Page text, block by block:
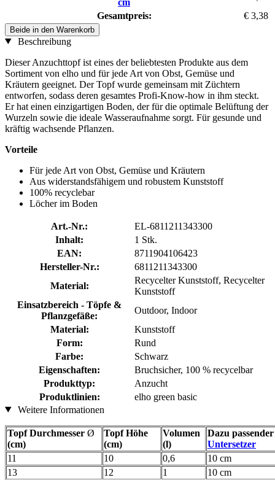
Gesamtpreis:
€ 3,38
Beide in den Warenkorb
Beschreibung
Dieser Anzuchttopf ist eines der beliebtesten Produkte aus dem
Sortiment von elho und für jede Art von Obst, Gemüse und
Kräutern geeignet. Der Topf wurde gemeinsam mit Züchtern
entworfen, sodass deren gesamtes Profi-Know-how in ihm steckt.
Er hat einen einzigartigen Boden, der für die optimale Belüftung der
Wurzeln sowie die ideale Wasseraufnahme sorgt. Für gesunde und
kräftig wachsende Pflanzen.
Vorteile
Für jede Art von Obst, Gemüse und Kräutern
Aus widerstandsfähigem und robustem Kunststoff
100% recyclebar
Löcher im Boden
Art.-Nr.:
EL-6811211343300
Inhalt:
1 Stk.
EAN:
8711904106423
Hersteller-Nr.:
6811211343300
Material:
Recycelter Kunststoff, Recycelter
Kunststoff
Einsatzbereich - Töpfe &
Pflanzgefäße:
Outdoor, Indoor
Material:
Kunststoff
Form:
Rund
Farbe:
Schwarz
Eigenschaften:
Bruchsicher, 100 % recycelbar
Produkttyp:
Anzucht
Produktlinien:
elho green basic
Weitere Informationen
Topf Durchmesser Ø
(cm)
Topf Höhe
(cm)
Volumen
(l)
Dazu passender
Untersetzer
11
10 0,6
10 cm
13
12 1
10 cm